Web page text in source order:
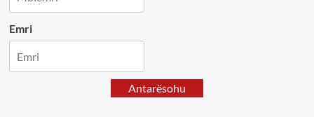
Emri
Antarësohu